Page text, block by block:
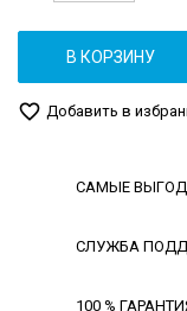
В КОРЗИНУ
favorite_border Добавить в
САМЫЕ
СЛУЖБА
100 %